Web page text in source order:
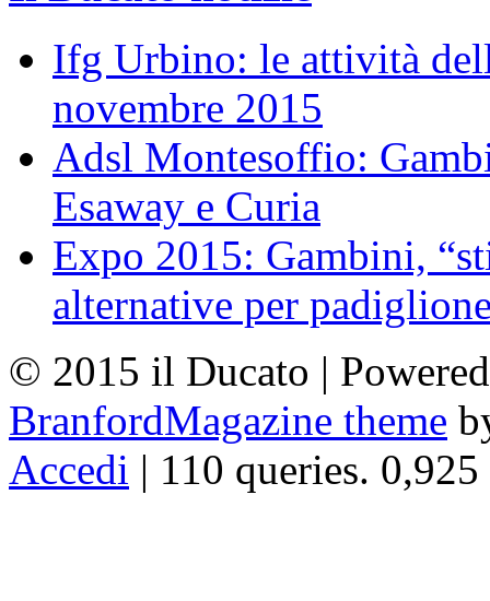
Ifg Urbino: le attività
novembre 2015
Adsl Montesoffio:
Esaway e Curia
Expo 2015: Gambini,
alternative per
© 2015 il Ducato |
BranfordMagazine theme
Accedi | 110 queries. 0,925